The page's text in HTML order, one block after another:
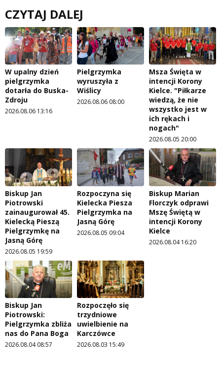
CZYTAJ DALEJ
W upalny dzień
pielgrzymka
dotarła do Buska-
Zdroju
2026.08.06 13:16
Pielgrzymka
wyruszyła z
Wiślicy
2026.08.06 08:00
Msza Święta w
intencji Korony
Kielce. "Piłkarze
wiedzą, że nie
wszystko jest w
ich rękach i
nogach"
2026.08.05 20:00
Biskup Jan
Piotrowski
zainaugurował 45.
Kielecką Pieszą
Pielgrzymkę na
Jasną Górę
2026.08.05 19:59
Rozpoczyna się
Kielecka Piesza
Pielgrzymka na
Jasną Górę
2026.08.05 09:04
Biskup Marian
Florczyk odprawi
Mszę Świętą w
intencji Korony
Kielce
2026.08.04 16:20
Biskup Jan
Piotrowski:
Pielgrzymka zbliża
nas do Pana Boga
2026.08.04 08:57
Rozpoczęło się
trzydniowe
uwielbienie na
Karczówce
2026.08.03 15:49